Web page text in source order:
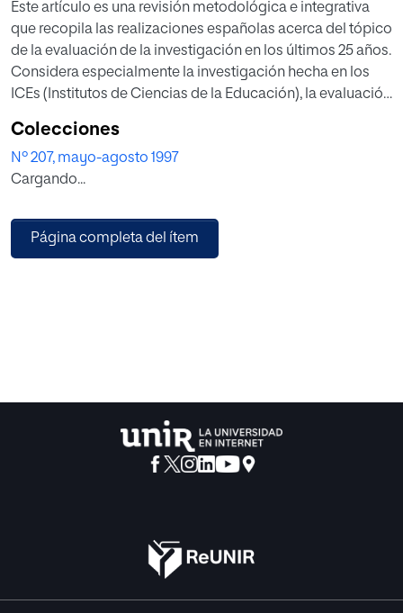
Este artículo es una revisión metodológica e integrativa
que recopila las realizaciones españolas acerca del tópico
de la evaluación de la investigación en los últimos 25 años.
Considera especialmente la investigación hecha en los
ICEs (Institutos de Ciencias de la Educación), la evaluación
y, finalmente, da una visión general, un panorama
inductivo de los principales problemas de la investigación
educativa española asociados con su evaluación.
Colecciones
Nº 207, mayo-agosto 1997
Cargando...
Página completa del ítem